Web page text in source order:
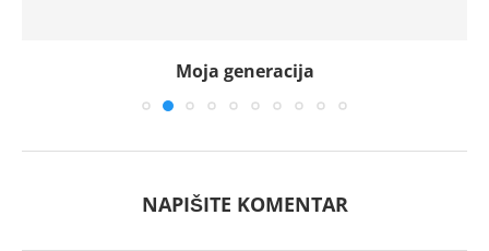
Moja generacija
NAPIŠITE KOMENTAR